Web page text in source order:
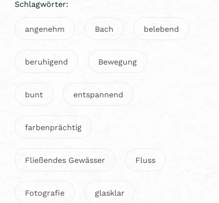
Schlagwörter:
angenehm Bach belebend
beruhigend Bewegung
bunt entspannend
farbenprächtig
Fließendes Gewässer Fluss
Fotografie glasklar